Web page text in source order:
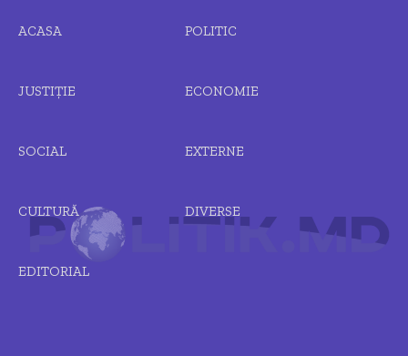
ACASA POLITIC
JUSTIȚIE ECONOMIE
SOCIAL EXTERNE
CULTURĂ DIVERSE
EDITORIAL